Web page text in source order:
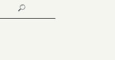
🔎